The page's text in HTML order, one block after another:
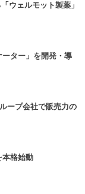
ウェルモット製薬」
ター」を開発・導
ープ会社で販売力の
本格始動